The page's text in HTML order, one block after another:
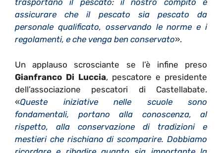
trasportano il pescato: il nostro compito è
assicurare che il pescato sia pescato da
personale qualificato, osservando le norme e i
regolamenti, e che venga ben conservato».
Un applauso scrosciante se l’è infine preso
Gianfranco Di Luccia, pescatore e presidente
dell’associazione pescatori di Castellabate.
«Queste iniziative nelle scuole sono
fondamentali, portano alla conoscenza, al
rispetto, alla conservazione di tradizioni e
mestieri che rischiano di scomparire. Dobbiamo